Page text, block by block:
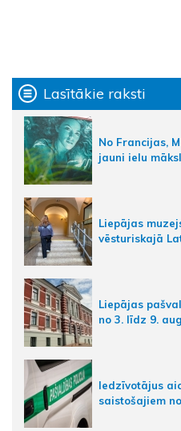
Lasītākie raksti
No Francijas,
jauni ielu
Liepājas
vēsturiskajā
Liepājas
no 3. līdz 9.
Iedzīvotājus
saistošajiem